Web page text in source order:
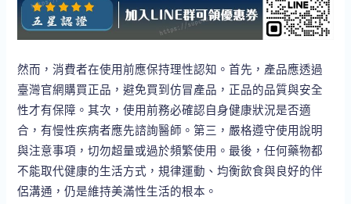
然而，消費者在使用前應保持理性認知。首先，產品應透過
臺灣官網購買正品，避免買到仿冒產品，正品的品質與安全
性才有保障。其次，使用前務必確認自身健康狀況是否適
合，有慢性疾病者應先諮詢醫師。第三，嚴格遵守使用說明
與注意事項，切勿超量或過於頻繁使用。最後，任何藥物都
不能取代健康的生活方式，規律運動、均衡飲食與良好的伴
侶溝通，仍是維持美滿性生活的根本。